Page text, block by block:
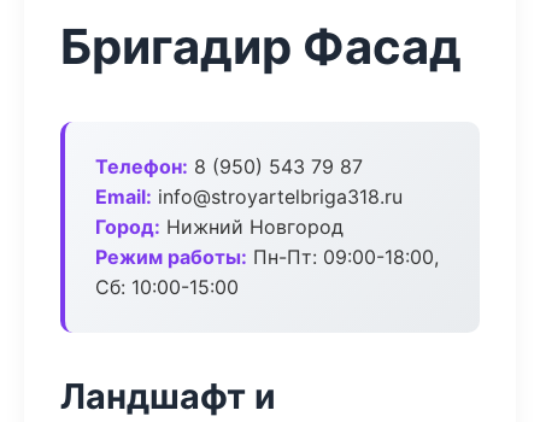
Бригадир Фасад
Телефон: 8 (950) 543 79 87
Email: info@stroyartelbriga318.ru
Город: Нижний Новгород
Режим работы: Пн-Пт: 09:00-18:00,
Сб: 10:00-15:00
Ландшафт и